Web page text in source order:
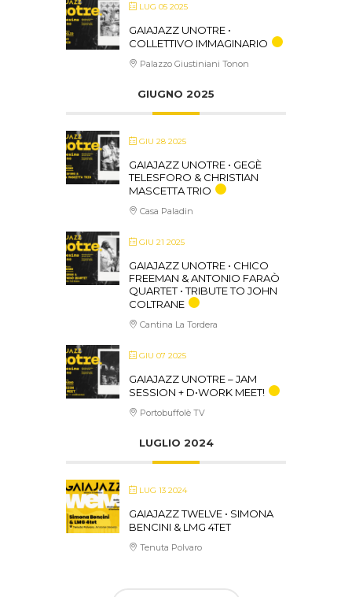
LUG 05 2025
GAIAJAZZ UNOTRE •
COLLETTIVO IMMAGINARIO
Palazzo Giustiniani Tonon
GIUGNO 2025
GIU 28 2025
GAIAJAZZ UNOTRE • GEGÈ
TELESFORO & CHRISTIAN
MASCETTA TRIO
Casa Paladin
GIU 21 2025
GAIAJAZZ UNOTRE • CHICO
FREEMAN & ANTONIO FARAÒ
QUARTET • TRIBUTE TO JOHN
COLTRANE
Cantina La Tordera
GIU 07 2025
GAIAJAZZ UNOTRE – JAM
SESSION + D•WORK MEET!
Portobuffolè TV
LUGLIO 2024
LUG 13 2024
GAIAJAZZ TWELVE • SIMONA
BENCINI & LMG 4TET
Tenuta Polvaro